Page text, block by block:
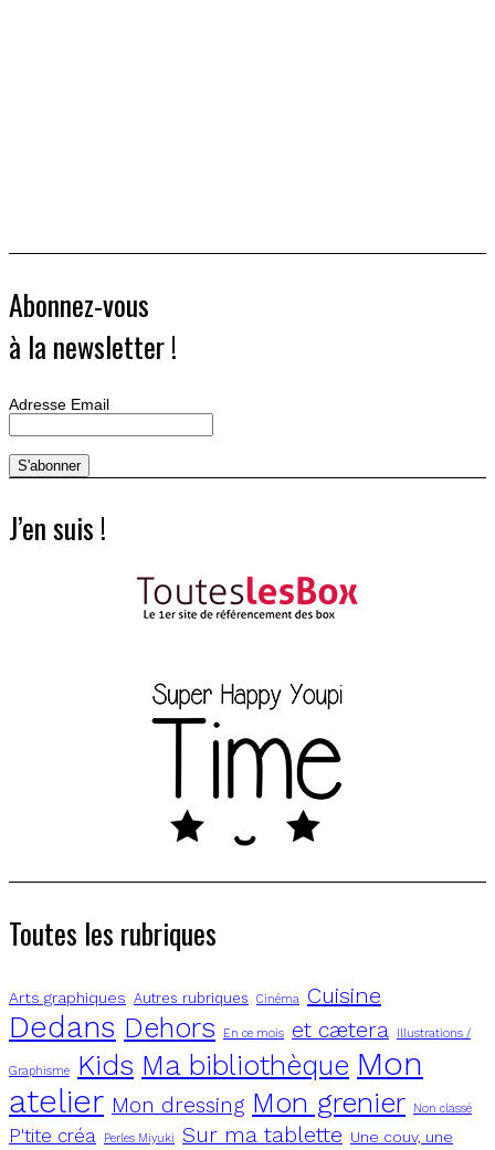
Abonnez-vous
à la newsletter !
Adresse Email
J’en suis !
Toutes les rubriques
Arts graphiques Autres rubriques Cinéma Cuisine
Dedans Dehors En ce mois et cætera Illustrations /
Graphisme Kids Ma bibliothèque Mon
atelier Mon dressing Mon grenier Non classé
P'tite créa Perles Miyuki Sur ma tablette Une couv, une